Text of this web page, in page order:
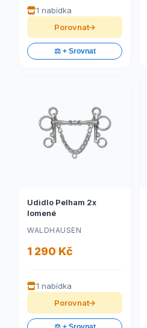
1 nabídka
Porovnat
⚖️ + Srovnat
Udidlo Pelham 2x
lomené
WALDHAUSEN
1 290 Kč
1 nabídka
Porovnat